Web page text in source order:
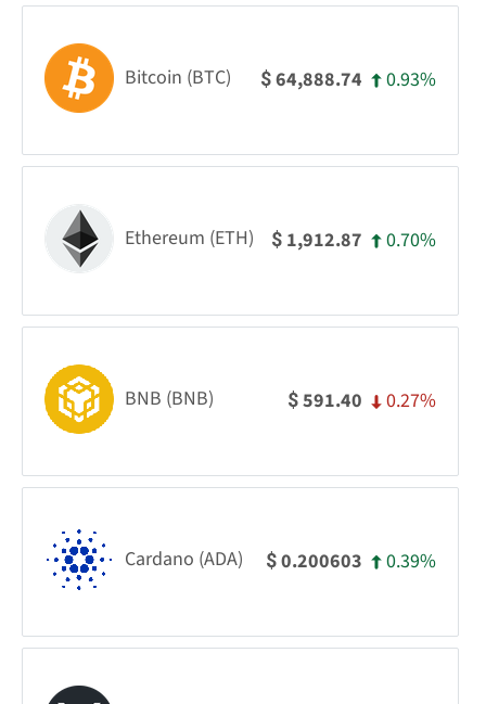
Bitcoin (BTC) $64,888.74 0.93%
Ethereum (ETH) $ 1,912.87 0.70%
BNB (BNB) $591.40 0.27%
Cardano (ADA) $0.200603 0.39%